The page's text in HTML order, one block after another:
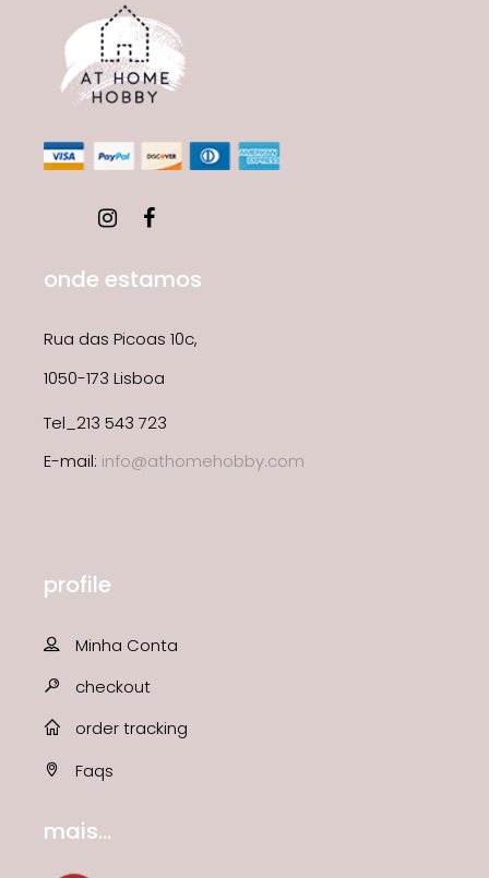
onde estamos
Rua das Picoas 10c,
1050-173 Lisboa
Tel_213 543 723
E-mail: info@athomehobby.com
profile
Minha Conta
checkout
order tracking
Faqs
mais...